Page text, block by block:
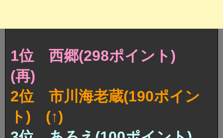
1位 西郷(298ポイント)
(再)
2位 市川海老蔵(190ポイン
ト) (↑)